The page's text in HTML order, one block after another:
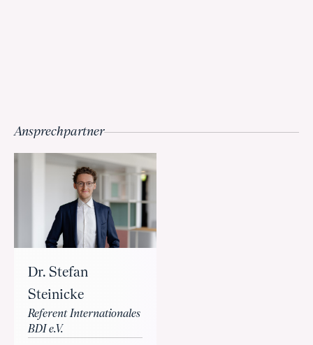
Ansprechpartner
Dr. Stefan
Steinicke
Referent Internationales
BDI e.V.